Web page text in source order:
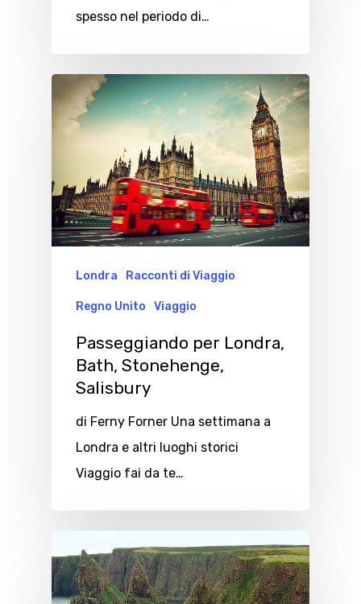
spesso nel periodo di…
Londra Racconti di Viaggio
Regno Unito Viaggio
Passeggiando per Londra,
Bath, Stonehenge,
Salisbury
di Ferny Forner Una settimana a
Londra e altri luoghi storici
Viaggio fai da te…